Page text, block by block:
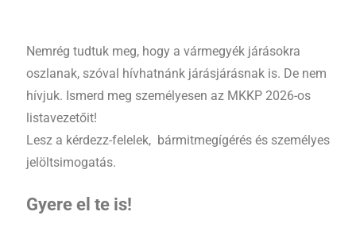
Nemrég tudtuk meg, hogy a vármegyék járásokra
oszlanak, szóval hívhatnánk járásjárásnak is. De nem
hívjuk. Ismerd meg személyesen az MKKP 2026-os
listavezetőit!
Lesz a kérdezz-felelek, bármitmegígérés és személyes
jelöltsimogatás.
Gyere el te is!